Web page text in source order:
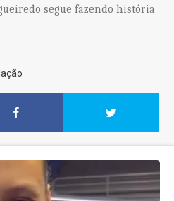
segue fazendo história